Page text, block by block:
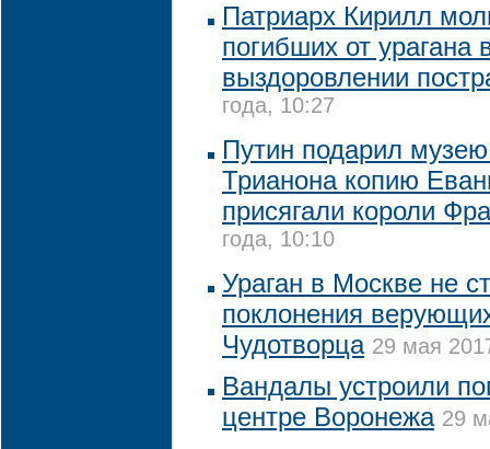
Патриарх Кирилл
погибших от урагана
выздоровлении
года, 10:27
Путин подарил
Трианона копию
присягали короли
года, 10:10
Ураган в Москве не
поклонения
Чудотворца 29 мая
Вандалы устроили
центре Воронежа 29